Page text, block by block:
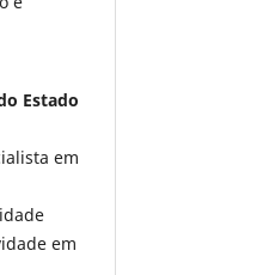
Estado
em
em